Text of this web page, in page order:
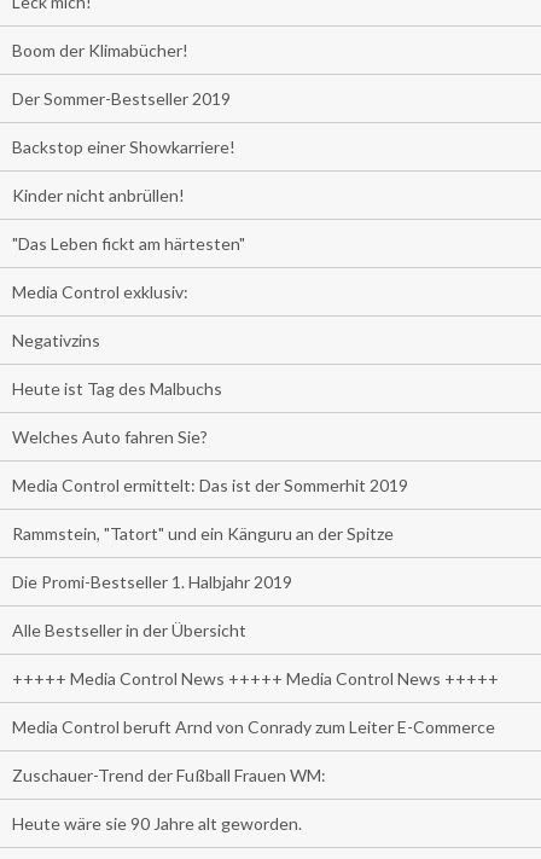
Boom der Klimabücher!
Der Sommer-Bestseller 2019
Backstop einer Showkarriere!
Kinder nicht anbrüllen!
"Das Leben fickt am härtesten"
Media Control exklusiv:
Negativzins
Heute ist Tag des Malbuchs
Welches Auto fahren Sie?
Media Control ermittelt: Das ist der Sommerhit 2019
Rammstein, "Tatort" und ein Känguru an der Spitze
Die Promi-Bestseller 1. Halbjahr 2019
Alle Bestseller in der Übersicht
+++++ Media Control News +++++ Media Control News +++++
Media Control beruft Arnd von Conrady zum Leiter E-Commerce
Zuschauer-Trend der Fußball Frauen WM:
Heute wäre sie 90 Jahre alt geworden.